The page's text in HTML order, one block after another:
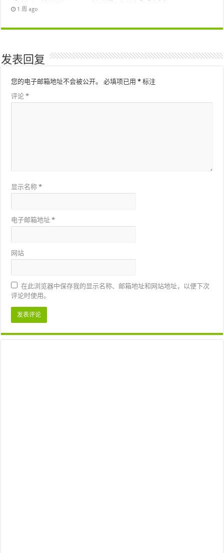
1 周 ago
发表回复
您的电子邮箱地址不会被公开。 必填项已用* 标注
评论*
显示名称*
电子邮箱地址*
网站
在此浏览器中保存我的显示名称、邮箱地址和网站地址，以便下次
评论时使用。